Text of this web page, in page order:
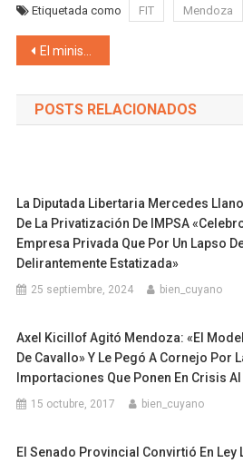
Etiquetada como FIT Mendoza
Navegación de
El ministro Caputo dejó solo confusión en sus declaraciones en el Congreso, el diputado y presidente del PJ José Luis Gioja solicita la renuncia de «El ministro offshore»
POSTS RELACIONADOS
La Diputada Libertaria Mercedes
De La Privatización De IMPSA
Empresa Privada Que Por Un Lapso
Delirantemente Estatizada»
25 septiembre, 2024 bien_cuyano
Axel Kicillof Agitó Mendoza: «El
De Cavallo» Y Le Pegó A Cornejo Por
Importaciones Que Ponen En Crisis
15 octubre, 2017 bien_cuyano
El Senado Provincial Convirtió En Ley